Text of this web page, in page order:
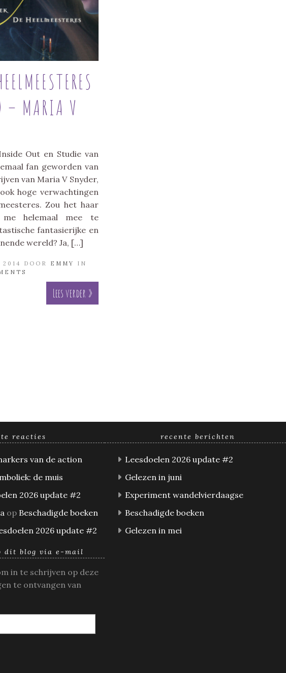
– MARIA V
Out en Studie van
fan geworden van
van Maria V Snyder,
hoge verwachtingen
Zou het haar
me helemaal mee te
fantasierijke en
wereld? Ja, […]
DOOR EMMY
IN
Lees verder »
reacties
van de action
de muis
2026 update #2
op Beschadigde boeken
2026 update #2
recente berichten
Leesdoelen 2026 update #2
Gelezen in juni
Experiment wandelvierdaagse
Beschadigde boeken
Gelezen in mei
dit blog via e-mail
in te schrijven op deze
te ontvangen van